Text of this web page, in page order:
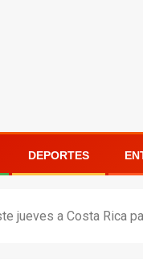
DEPORTES
jueves a Costa Rica